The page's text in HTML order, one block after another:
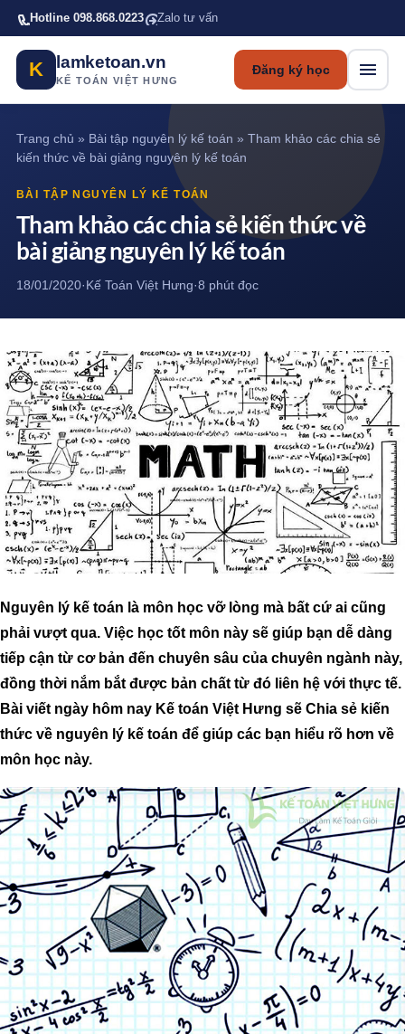
Bỏ qua tới nội dung chính
Hotline 098.868.0223 Zalo tư vấn
K lamketoan.vn
KẾ TOÁN VIỆT HƯNG
Đăng ký học
Trang chủ » Bài tập nguyên lý kế toán » Tham khảo các chia sẻ
kiến thức về bài giảng nguyên lý kế toán
BÀI TẬP NGUYÊN LÝ KẾ TOÁN
Tham khảo các chia sẻ kiến thức về
bài giảng nguyên lý kế toán
18/01/2020·Kế Toán Việt Hưng·8 phút đọc
Nguyên lý kế toán là môn học vỡ lòng mà bất cứ ai cũng
phải vượt qua. Việc học tốt môn này sẽ giúp bạn dễ dàng
tiếp cận từ cơ bản đến chuyên sâu của chuyên ngành này,
đồng thời nắm bắt được bản chất từ đó liên hệ với thực tế.
Bài viết ngày hôm nay Kế toán Việt Hưng sẽ Chia sẻ kiến
thức về nguyên lý kế toán để giúp các bạn hiểu rõ hơn về
môn học này.